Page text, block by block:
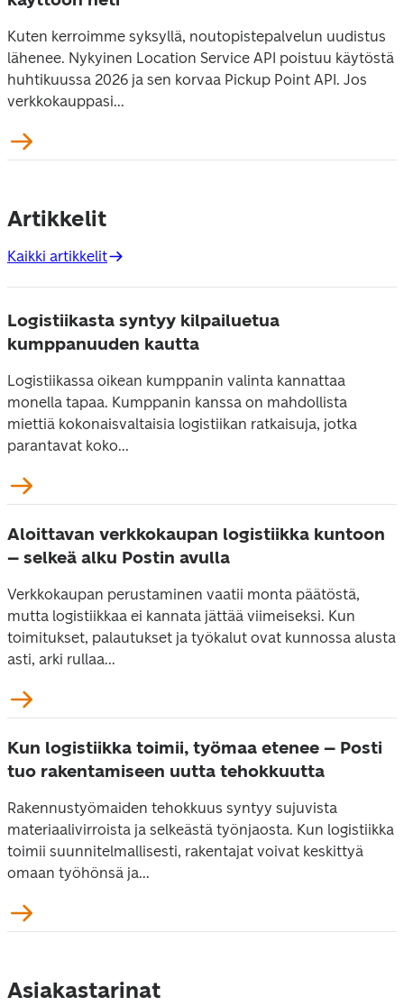
Kuten kerroimme syksyllä, noutopistepalvelun uudistus
lähenee. Nykyinen Location Service API poistuu käytöstä
huhtikuussa 2026 ja sen korvaa Pickup Point API. Jos
verkkokauppasi...
Artikkelit
Kaikki artikkelit
Logistiikasta syntyy kilpailuetua
kumppanuuden kautta
Logistiikassa oikean kumppanin valinta kannattaa
monella tapaa. Kumppanin kanssa on mahdollista
miettiä kokonaisvaltaisia logistiikan ratkaisuja, jotka
parantavat koko...
Aloittavan verkkokaupan logistiikka kuntoon
– selkeä alku Postin avulla
Verkkokaupan perustaminen vaatii monta päätöstä,
mutta logistiikkaa ei kannata jättää viimeiseksi. Kun
toimitukset, palautukset ja työkalut ovat kunnossa alusta
asti, arki rullaa...
Kun logistiikka toimii, työmaa etenee – Posti
tuo rakentamiseen uutta tehokkuutta
Rakennustyömaiden tehokkuus syntyy sujuvista
materiaalivirroista ja selkeästä työnjaosta. Kun logistiikka
toimii suunnitelmallisesti, rakentajat voivat keskittyä
omaan työhönsä ja...
Asiakastarinat